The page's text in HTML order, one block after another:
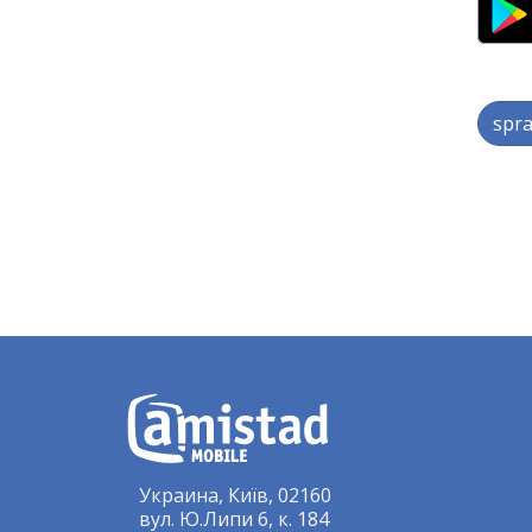
Украина, Київ, 02160
вул. Ю.Липи 6, к. 184